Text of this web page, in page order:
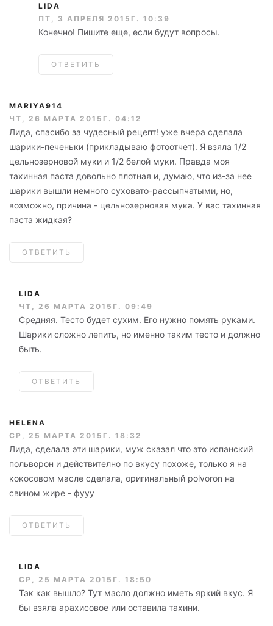
LIDA
ПТ, 3 АПРЕЛЯ 2015Г. 10:39
Конечно! Пишите еще, если будут вопросы.
ОТВЕТИТЬ
MARIYA914
ЧТ, 26 МАРТА 2015Г. 04:12
Лида, спасибо за чудесный рецепт! уже вчера сделала
шарики-печеньки (прикладываю фотоотчет). Я взяла 1/2
цельнозерновой муки и 1/2 белой муки. Правда моя
тахинная паста довольно плотная и, думаю, что из-за нее
шарики вышли немного суховато-рассыпчатыми, но,
возможно, причина - цельнозерновая мука. У вас тахинная
паста жидкая?
ОТВЕТИТЬ
LIDA
ЧТ, 26 МАРТА 2015Г. 09:49
Средняя. Тесто будет сухим. Его нужно помять руками.
Шарики сложно лепить, но именно таким тесто и должно
быть.
ОТВЕТИТЬ
HELENA
СР, 25 МАРТА 2015Г. 18:32
Лида, сделала эти шарики, муж сказал что это испанский
польворон и действително по вкусу похоже, только я на
кокосовом масле сделала, оригинальный polvoron на
свином жире - фууу
ОТВЕТИТЬ
LIDA
СР, 25 МАРТА 2015Г. 18:50
Так как вышло? Тут масло должно иметь яркий вкус. Я
бы взяла арахисовое или оставила тахини.